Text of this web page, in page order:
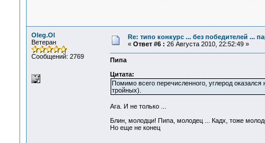
Oleg.Ol
Ветеран
Сообщений: 2769
Re: типо конкурс ... без победителей ...
« Ответ #6 : 26 Августа 2010, 22:52:49 »
Пипа
Цитата:
Помимо всего перечисленного, углерод
тройных).
Ага. И не только ...
Блин, молодци! Пипа, молодец ... Кадх, тоже
Но еще не конец